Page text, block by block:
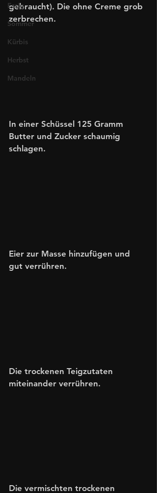
Essig
Sommer
Kürbis
Herbst
Mandeln
gebraucht). Die ohne Creme grob
zerbrechen.
In einer Schüssel 125 Gramm
Butter und Zucker schaumig
schlagen.
Eier zur Masse hinzufügen und
gut verrühren.
Die trockenen Teigzutaten
miteinander verrühren.
Die vermischten trockenen